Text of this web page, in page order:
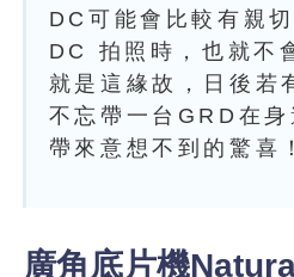
DC可能會比較有親
DC 拍照時，也就不
就是這緣故，日後若
不忘帶一台GRD在身
帶來意想不到的驚喜！
廣角底片機